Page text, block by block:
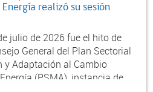
realizó su sesión
julio de 2026 fue el hito de
General del Plan Sectorial
y Adaptación al Cambio
(PSMA), instancia de